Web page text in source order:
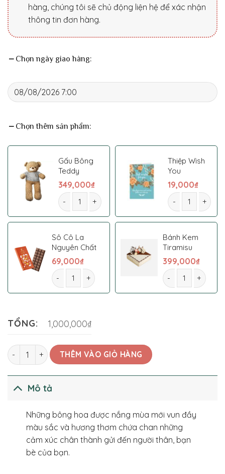
hàng, chúng tôi sẽ chủ động liện hệ để xác nhận
thông tin đơn hàng.
Chọn ngày giao hàng:
Chọn thêm sản phẩm:
Gấu Bông
Teddy
349,000₫
Giỏ hoa 62 số lượng
Thiệp Wish
You
19,000₫
Giỏ hoa 62 số
Sô Cô La
Nguyên Chất
69,000₫
Giỏ hoa 62 số lượng
Bánh Kem
Tiramisu
399,000₫
Giỏ hoa 62 số
TỔNG: 1,000,000₫
Giỏ hoa 62 số lượngTHÊM VÀO GIỎ HÀNG
Mô tả
Những bông hoa được nắng mùa mới vun đầy
màu sắc và hương thơm chứa chan những
cảm xúc chân thành gửi đến người thân, bạn
bè của bạn.